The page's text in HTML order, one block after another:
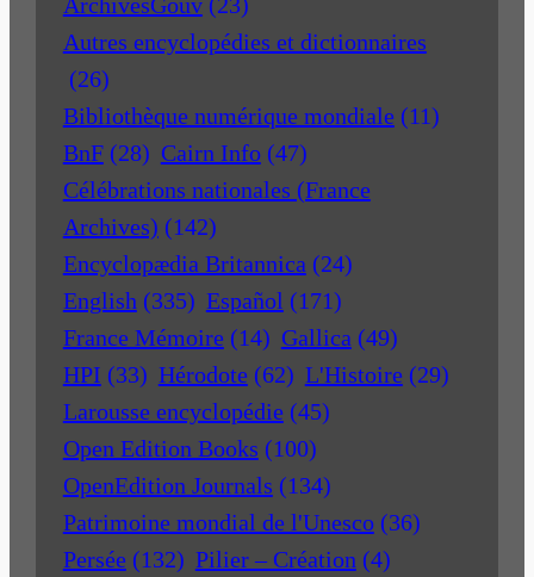
Autres encyclopédies et dictionnaires
(26)
Bibliothèque numérique mondiale (11)
BnF (28) Cairn Info (47)
Célébrations nationales (France
Archives) (142)
Encyclopædia Britannica (24)
English (335) Español (171)
France Mémoire (14) Gallica (49)
HPI (33) Hérodote (62) L'Histoire (29)
Larousse encyclopédie (45)
Open Edition Books (100)
OpenEdition Journals (134)
Patrimoine mondial de l'Unesco (36)
Persée (132) Pilier – Création (4)